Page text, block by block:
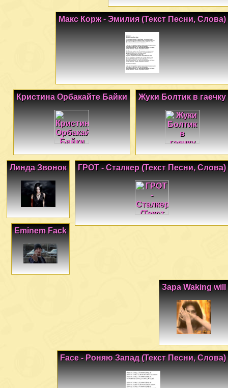
Макс Корж - Эмилия (Текст Песни, Слова)
Жуки Болтик в гаечку
Кристина Орбакайте Байки
ГРОТ - Сталкер (Текст Песни, Слова)
Линда Звонок
Eminem Fack
Зара Waking will
Face - Роняю Запад (Текст Песни, Слова)